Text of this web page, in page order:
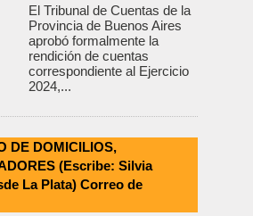
El Tribunal de Cuentas de la
Provincia de Buenos Aires
aprobó formalmente la
rendición de cuentas
correspondiente al Ejercicio
2024,...